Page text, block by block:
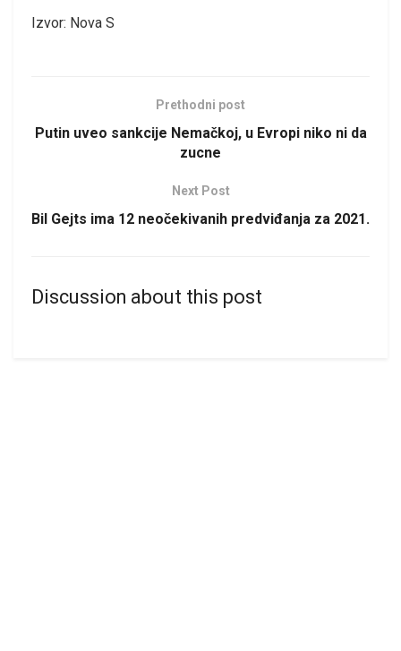
Izvor: Nova S
Prethodni post
Putin uveo sankcije Nemačkoj, u Evropi niko ni da
zucne
Next Post
Bil Gejts ima 12 neočekivanih predviđanja za 2021.
Discussion about this post